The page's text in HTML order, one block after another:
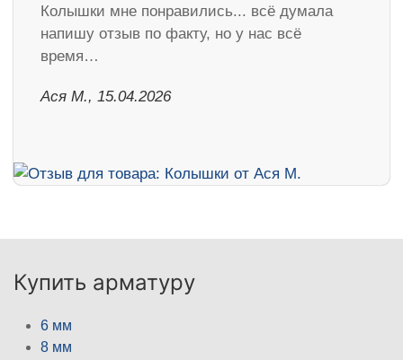
Колышки мне понравились... всё думала
напишу отзыв по факту, но у нас всё
время…
Ася М., 15.04.2026
Купить арматуру
6 мм
8 мм